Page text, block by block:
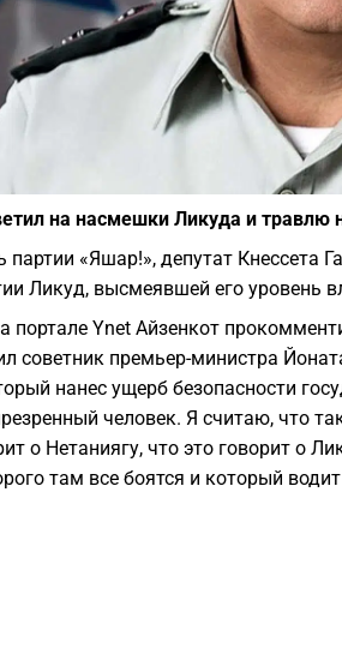
на насмешки Ликуда и травлю
партии «Яшар!», депутат Кнессета
Ликуд, высмеявшей его уровень
портале Ynet Айзенкот
советник премьер-министра
нанес ущерб безопасности
человек. Я считаю, что
о Нетаниягу, что это говорит о
там все боятся и который